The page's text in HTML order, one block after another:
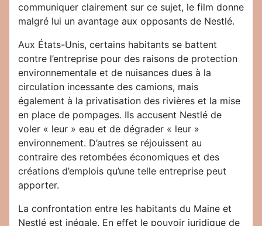
communiquer clairement sur ce sujet, le film donne
malgré lui un avantage aux opposants de Nestlé.
Aux États-Unis, certains habitants se battent
contre l’entreprise pour des raisons de protection
environnementale et de nuisances dues à la
circulation incessante des camions, mais
également à la privatisation des rivières et la mise
en place de pompages. Ils accusent Nestlé de
voler « leur » eau et de dégrader « leur »
environnement. D’autres se réjouissent au
contraire des retombées économiques et des
créations d’emplois qu’une telle entreprise peut
apporter.
La confrontation entre les habitants du Maine et
Nestlé est inégale. En effet le pouvoir juridique de